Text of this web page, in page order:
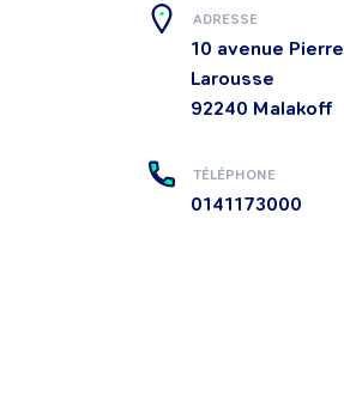
ADRESSE
10 avenue Pierre
Larousse
92240 Malakoff
TÉLÉPHONE
0141173000